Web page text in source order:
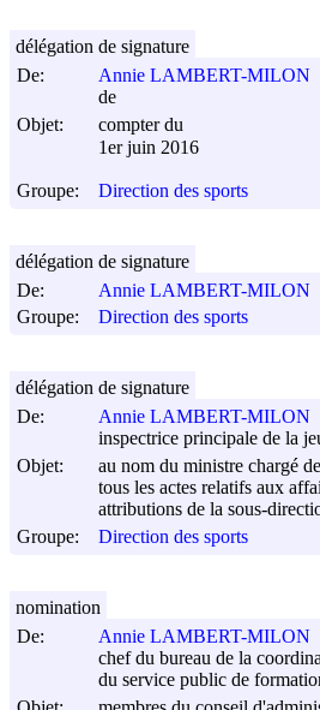
De:
Annie LAMBERT-MILON
de
Objet:
compter du
1er juin 2016
Groupe: Direction des sports
délégation de signature
De:
Annie LAMBERT-MILON
Groupe:
Direction des sports
délégation de signature
De:
Annie LAMBERT-MILON
inspectrice principale de la
Objet:
au nom du ministre chargé
tous les actes relatifs aux
attributions de la sous-
Groupe:
Direction des sports
délégation de signature
De:
Annie LAMBERT-MILON
chef du bureau de la
du service public de
nomination